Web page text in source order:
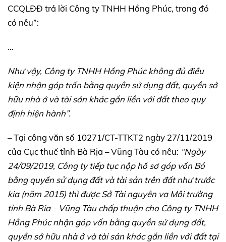
CCQLĐĐ trả lời Công ty TNHH Hồng Phúc, trong đó
có nêu”:
…
Như vậy, Công ty TNHH Hồng Phúc không đủ điều
kiện nhận góp trốn bằng quyền sử dụng đất, quyền sở
hữu nhà ở và tài sản khác gắn liền với đất theo quy
định hiện hành”.
– Tại công văn số 10271/CT-TTKT2 ngày 27/11/2019
của Cục thuế tỉnh Bà Rịa – Vũng Tàu có nêu: “Ngày
24/09/2019, Công ty tiếp tục nộp hồ sơ góp vốn Bó
bằng quyền sử dụng đất và tài sản trên đất như trước
kia (năm 2015) thì được Sở Tài nguyên va Môi trường
tỉnh Bà Ria – Vũng Tàu chấp thuận cho Công ty TNHH
Hồng Phúc nhận góp vốn bằng quyền sử dụng đất,
quyền sở hữu nhà ở và tài sản khác gắn liền với đất tại